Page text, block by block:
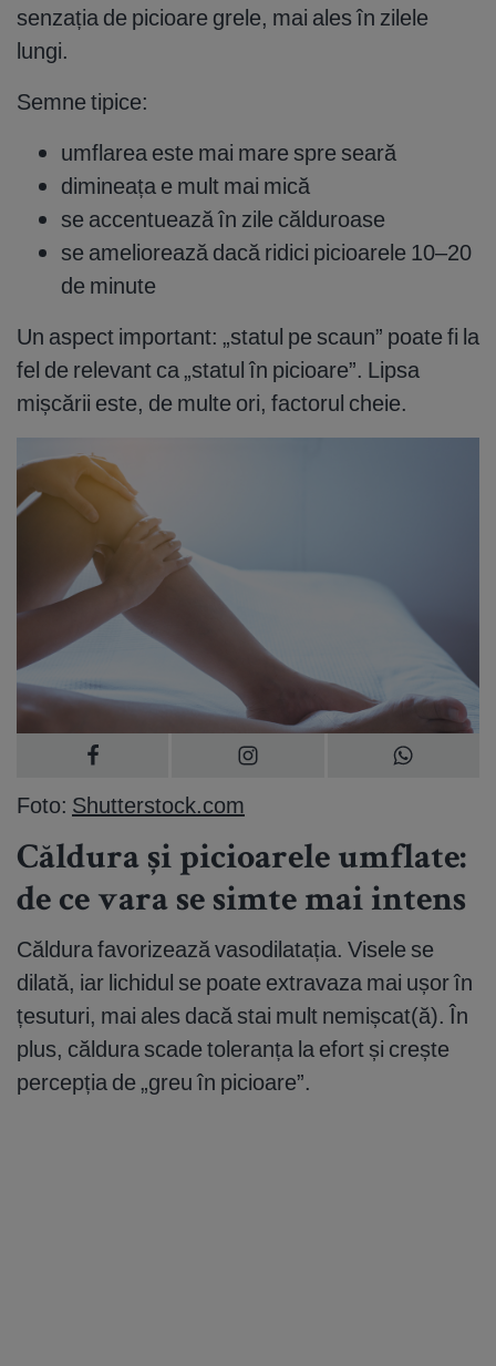
senzația de picioare grele, mai ales în zilele
lungi.
Semne tipice:
umflarea este mai mare spre seară
dimineața e mult mai mică
se accentuează în zile călduroase
se ameliorează dacă ridici picioarele 10–20
de minute
Un aspect important: „statul pe scaun” poate fi la
fel de relevant ca „statul în picioare”. Lipsa
mișcării este, de multe ori, factorul cheie.
Foto: Shutterstock.com
Căldura și picioarele umflate:
de ce vara se simte mai intens
Căldura favorizează vasodilatația. Visele se
dilată, iar lichidul se poate extravaza mai ușor în
țesuturi, mai ales dacă stai mult nemișcat(ă). În
plus, căldura scade toleranța la efort și crește
percepția de „greu în picioare”.